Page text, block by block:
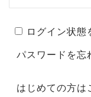
ログイン状態
パスワードを
はじめての方は